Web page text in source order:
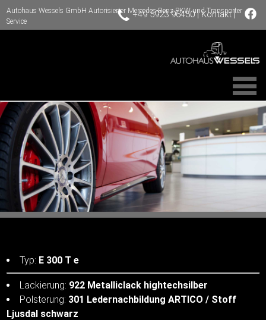
Autohaus Wessels GmbH Autorisierter Mercedes-Benz PKW und Transporter
Service
+49 5923 96450|Kontakt|
Typ: E 300 T e
Lackierung: 922 Metalliclack hightechsilber
Polsterung: 301 Ledernachbildung ARTICO / Stoff
Ljusdal schwarz